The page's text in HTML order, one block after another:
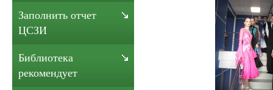
Заполнить отчет
ЦСЗИ
Библиотека
рекомендует